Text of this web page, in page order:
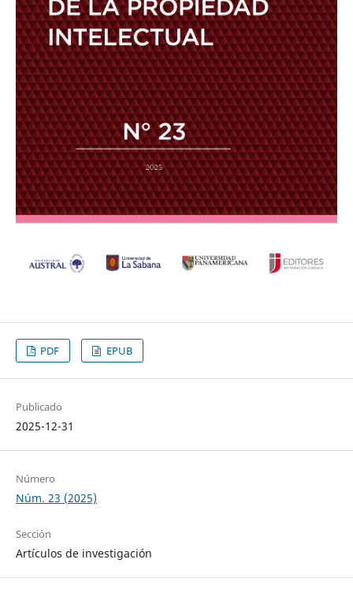
PDF EPUB
Publicado
2025-12-31
Número
Núm. 23 (2025)
Sección
Artículos de investigación